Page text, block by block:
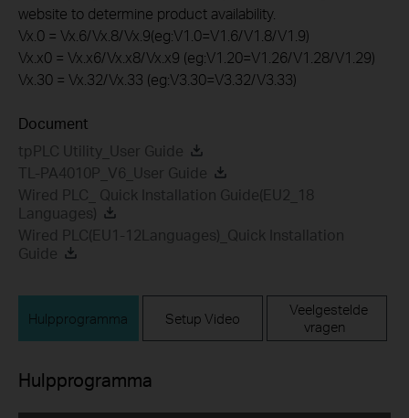
website to determine product availability.
Vx.0 = Vx.6/Vx.8/Vx.9(eg:V1.0=V1.6/V1.8/V1.9)
Vx.x0 = Vx.x6/Vx.x8/Vx.x9 (eg:V1.20=V1.26/V1.28/V1.29)
Vx.30 = Vx.32/Vx.33 (eg:V3.30=V3.32/V3.33)
Document
tpPLC Utility_User Guide
TL-PA4010P_V6_User Guide
Wired PLC_ Quick Installation Guide(EU2_18
Languages)
Wired PLC(EU1-12Languages)_Quick Installation
Guide
Hulpprogramma Setup Video
Veelgestelde
vragen
Hulpprogramma